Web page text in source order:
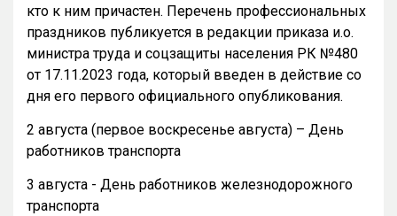
кто к ним причастен. Перечень профессиональных
праздников публикуется в редакции приказа и.о.
министра труда и соцзащиты населения РК №480
от 17.11.2023 года, который введен в действие со
дня его первого официального опубликования.
2 августа (первое воскресенье августа) – День
работников транспорта
3 августа - День работников железнодорожного
транспорта